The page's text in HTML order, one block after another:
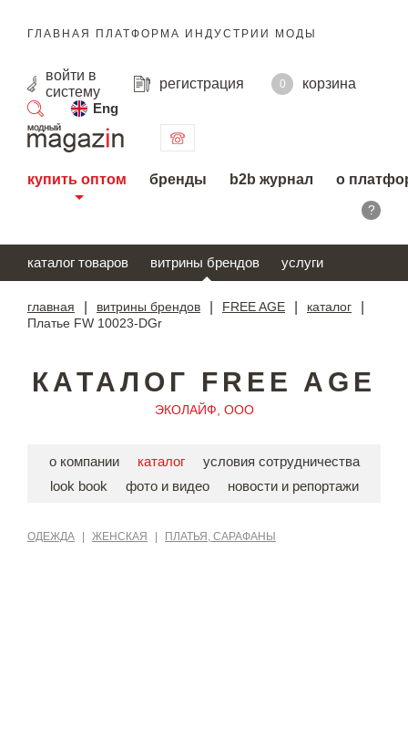
ГЛАВНАЯ ПЛАТФОРМА ИНДУСТРИИ МОДЫ
войти в
систему
регистрация 0
корзина
Eng
поиск
купить оптом бренды b2b журнал о
?
каталог товаров витрины брендов услуги
главная витрины брендов FREE AGE каталог
Платье FW 10023-DGr
КАТАЛОГ FREE AGE
ЭКОЛАЙФ, ООО
о компании каталог
условия сотрудничества
look book
фото и видео новости и репортажи
ОДЕЖДА ЖЕНСКАЯ ПЛАТЬЯ, САРАФАНЫ